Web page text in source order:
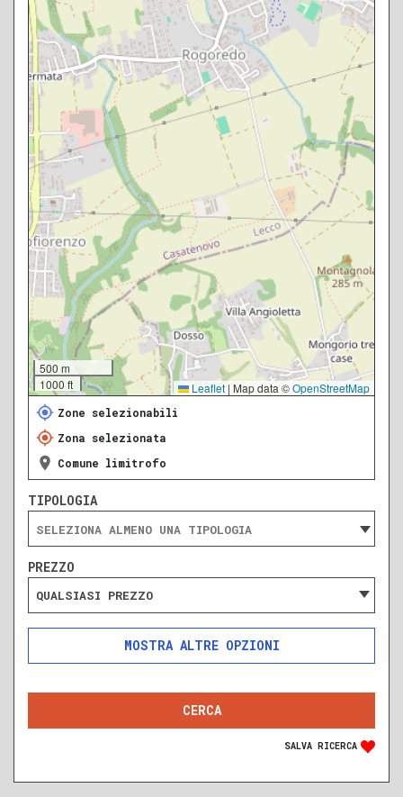
500 m
1000 ft
Leaflet | Map data ©OpenStreetMap
Zone selezionabili
Zona selezionata
Comune limitrofo
TIPOLOGIA
PREZZO
QUALSIASI PREZZO
ALTRE OPZIONI
SOLO ANNUNCI IN ASTA
SALVA RICERCA